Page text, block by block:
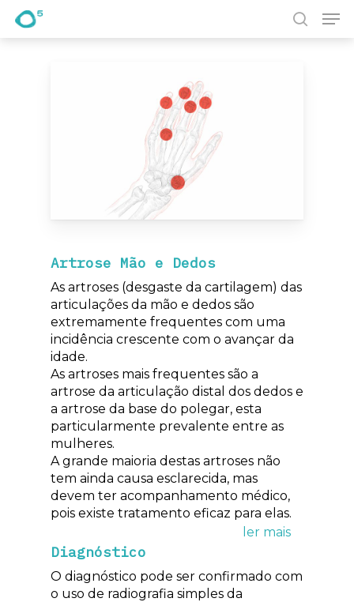
Artrose Mão e Dedos
As artroses (desgaste da cartilagem) das
articulações da mão e dedos são
extremamente frequentes com uma
incidência crescente com o avançar da
idade.
As artroses mais frequentes são a
artrose da articulação distal dos dedos e
a artrose da base do polegar, esta
particularmente prevalente entre as
mulheres.
A grande maioria destas artroses não
tem ainda causa esclarecida, mas
devem ter acompanhamento médico,
pois existe tratamento eficaz para elas.
Diagnóstico
O diagnóstico pode ser confirmado com
o uso de radiografia simples da